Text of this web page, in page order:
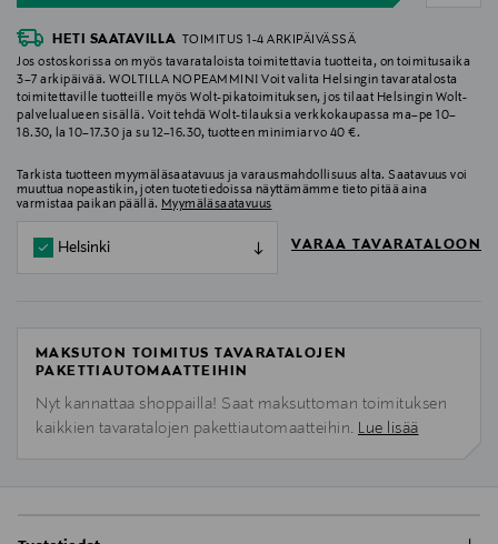
HETI SAATAVILLA
TOIMITUS 1-4 ARKIPÄIVÄSSÄ
Jos ostoskorissa on myös tavarataloista toimitettavia tuotteita, on toimitusaika
3–7 arkipäivää. WOLTILLA NOPEAMMIN! Voit valita Helsingin tavaratalosta
toimitettaville tuotteille myös Wolt-pikatoimituksen, jos tilaat Helsingin Wolt-
palvelualueen sisällä. Voit tehdä Wolt-tilauksia verkkokaupassa ma–pe 10–
18.30, la 10–17.30 ja su 12–16.30, tuotteen minimiarvo 40 €.
Tarkista tuotteen myymäläsaatavuus ja varausmahdollisuus alta. Saatavuus voi
muuttua nopeastikin, joten tuotetiedoissa näyttämämme tieto pitää aina
varmistaa paikan päällä. Myymäläsaatavuus
Helsinki VARAA TAVARATALOON
MAKSUTON TOIMITUS TAVARATALOJEN
PAKETTIAUTOMAATTEIHIN
Nyt kannattaa shoppailla! Saat maksuttoman toimituksen
kaikkien tavaratalojen pakettiautomaatteihin. Lue lisää